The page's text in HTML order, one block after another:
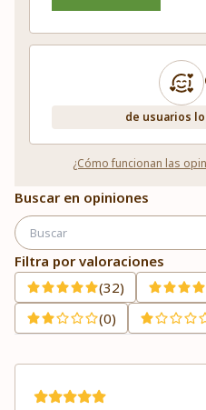
de usuarios
¿Cómo funcionan las
Buscar en opiniones
Filtra por valoraciones
(32)
(0)